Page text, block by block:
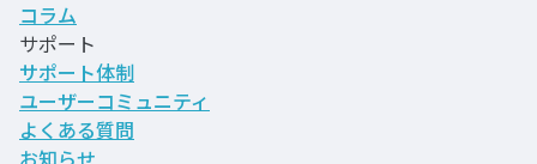
コラム
サポート
サポート体制
ユーザーコミュニティ
よくある質問
お知らせ